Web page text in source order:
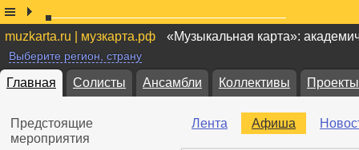
muzkarta.ru | музкарта.рф «Музыкальная карта»:
Выберите регион, страну
Главная Солисты Ансамбли Коллективы Проекты
Предстоящие
мероприятия
Лента Афиша